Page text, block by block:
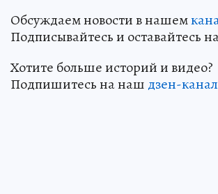
Обсуждаем новости в нашем
Подписывайтесь и оставайтесь
Хотите больше историй и видео?
Подпишитесь на наш дзен-канал